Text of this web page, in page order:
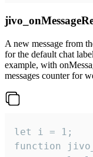
A new message from
for the default chat
example, with
messages counter for
let i = 1;
function